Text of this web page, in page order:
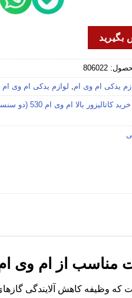
بگیرید
806022
یدکی ام وی ام لوازم یدکی ام وی ام 530
خرید کاتالیزور بالا ام وی ام 530 (دو سنسور)
خودرو است که وظیفه کاهش